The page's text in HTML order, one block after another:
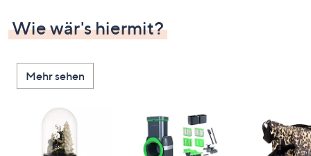
Wie wär's hiermit?
Mehr sehen